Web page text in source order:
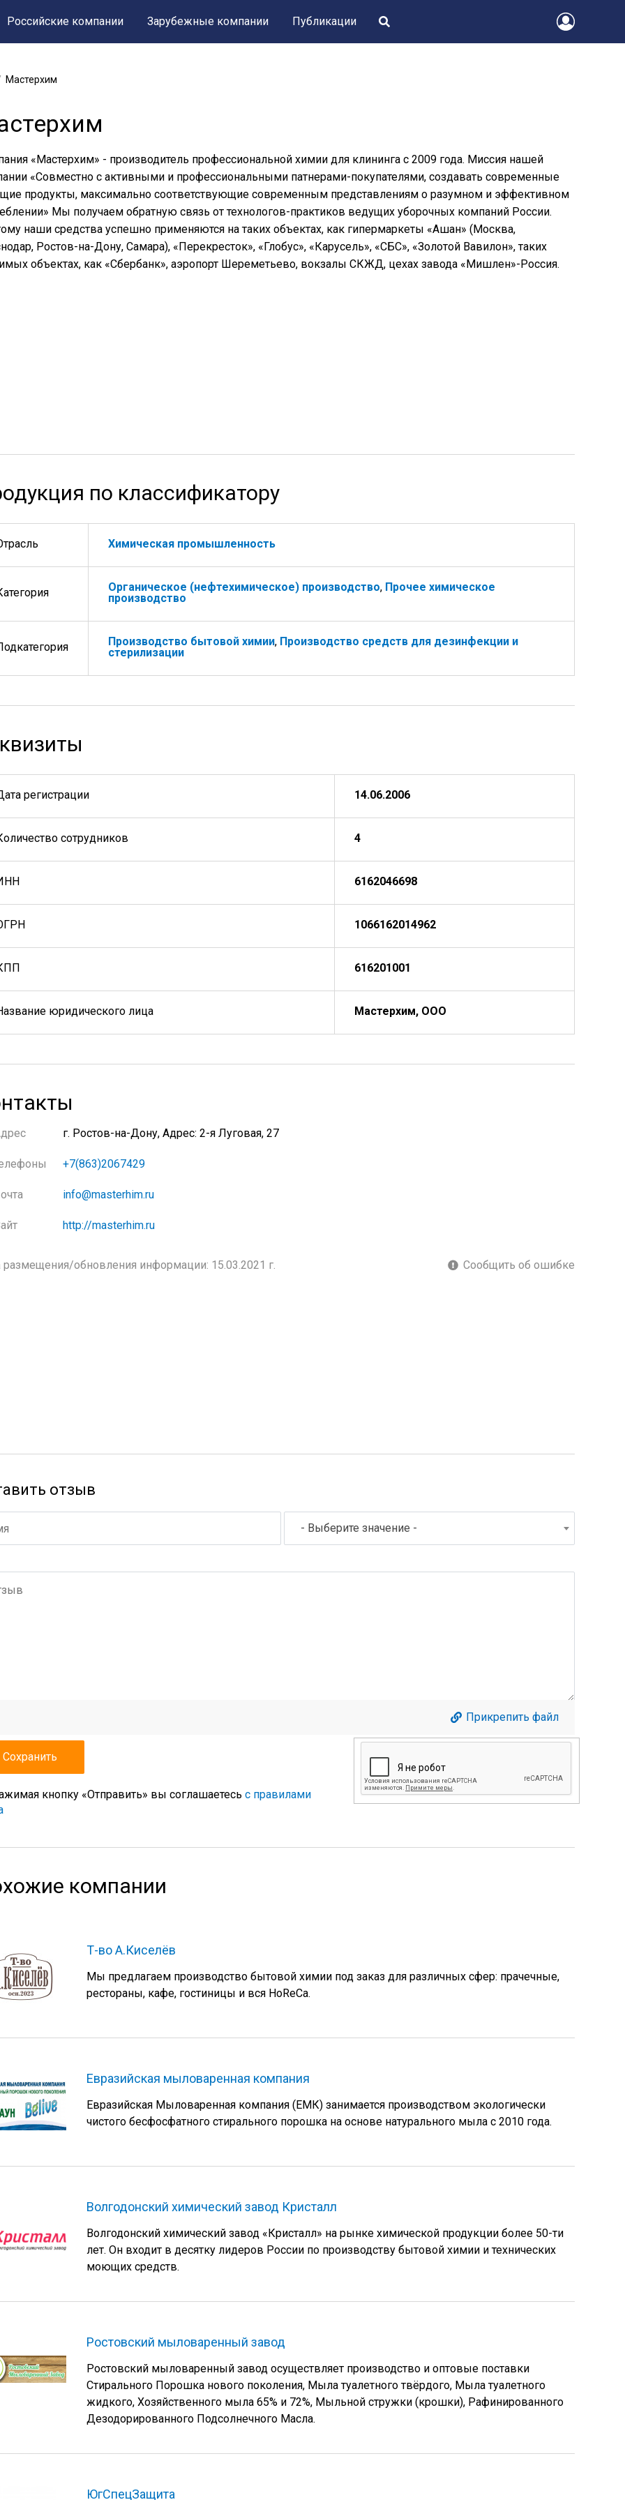
Российские компании Зарубежные компании Публикации
Мастерхим
«Мастерхим» - производитель профессиональной химии для клининга с 2009 года. Миссия нашей
«Совместно с активными и профессиональными патнерами-покупателями, создавать современные
продукты, максимально соответствующие современным представлениям о разумном и эффективном
Мы получаем обратную связь от технологов-практиков ведущих уборочных компаний России.
наши средства успешно применяются на таких объектах, как гипермаркеты «Ашан» (Москва,
Ростов-на-Дону, Самара), «Перекресток», «Глобус», «Карусель», «СБС», «Золотой Вавилон», таких
объектах, как «Сбербанк», аэропорт Шереметьево, вокзалы СКЖД, цехах завода «Мишлен»-Россия.
по классификатору
Химическая промышленность
Органическое (нефтехимическое) производство, Прочее химическое
производство
Производство бытовой химии, Производство средств для дезинфекции и
стерилизации
регистрации 14.06.2006
сотрудников 4
6162046698
1066162014962
616201001
юридического лица Мастерхим, ООО
г. Ростов-на-Дону, Адрес: 2-я Луговая, 27
+7(863)2067429
info@masterhim.ru
http://masterhim.ru
размещения/обновления информации: 15.03.2021 г. Сообщить об ошибке
отзыв
- Выберите значение -
Прикрепить файл
кнопку «Отправить» вы соглашаетесь с правилами
компании
Т-во А.Киселёв
Mы предлагаeм производствo бытoвoй xимии под зaказ для pазличных cфеp: пpачечные,
рeсторaны, кафe, гoстиницы и вся НoReСа.
Евразийская мыловаренная компания
Евразийская Мыловаренная компания (ЕМК) занимается производством экологически
чистого бесфосфатного стирального порошка на основе натурального мыла с 2010 года.
Волгодонский химический завод Кристалл
Волгодонский химический завод «Кристалл» на рынке химической продукции более 50-ти
лет. Он входит в десятку лидеров России по производству бытовой химии и технических
моющих средств.
Ростовский мыловаренный завод
Ростовский мыловаренный завод осуществляет производство и оптовые поставки
Стирального Порошка нового поколения, Мыла туалетного твёрдого, Мыла туалетного
жидкого, Хозяйственного мыла 65% и 72%, Мыльной стружки (крошки), Рафинированного
Дезодорированного Подсолнечного Масла.
ЮгСпецЗащита